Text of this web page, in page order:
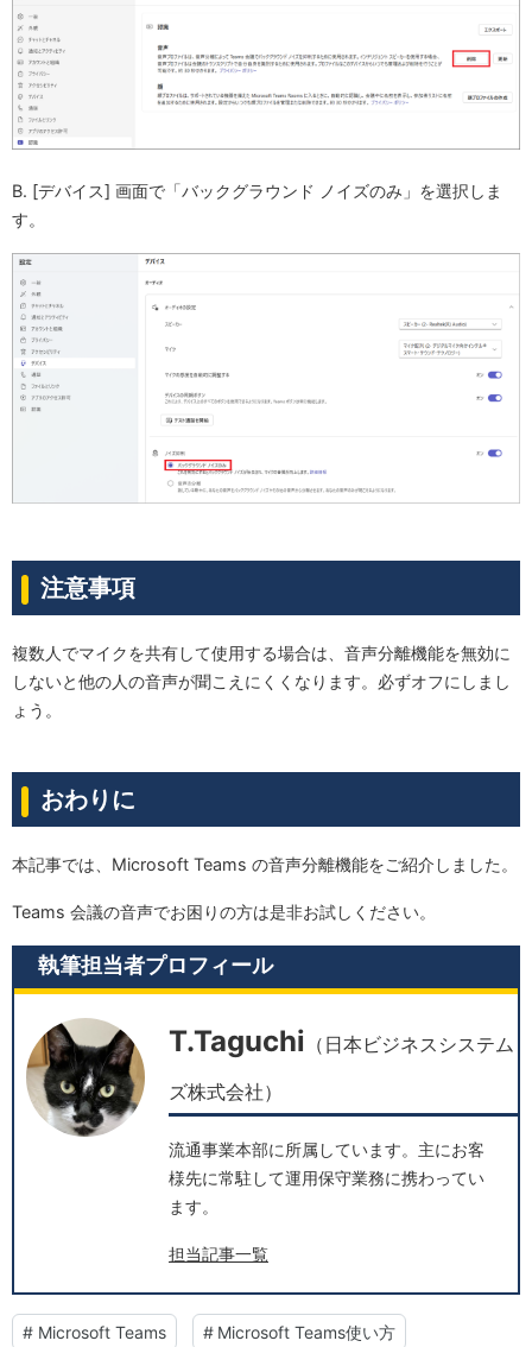
B. [デバイス] 画面で「バックグラウンド ノイズのみ」を選択しま
す。
注意事項
複数人でマイクを共有して使用する場合は、音声分離機能を無効に
しないと他の人の音声が聞こえにくくなります。必ずオフにしまし
ょう。
おわりに
本記事では、Microsoft Teams の音声分離機能をご紹介しました。
Teams 会議の音声でお困りの方は是非お試しください。
執筆担当者プロフィール
T.Taguchi （日本ビジネスシステム
ズ株式会社）
流通事業本部に所属しています。主にお客
様先に常駐して運用保守業務に携わってい
ます。
担当記事一覧
# Microsoft Teams​ # Microsoft Teams使い方